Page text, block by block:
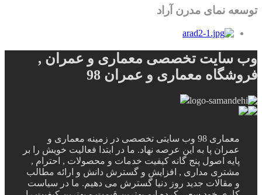
توسعه نمای مدرن آراد
وب سایت تخصصی معماری و عمران ,
فروشگاه معماری و عمران 98
معماری 98 وب سایتی تخصصی در زمینه معماری و
عمران پا به این عرصه نهاد. ما در ابتدا فعالیت خویش را بر
پایه اصول پنج گانه کیفیت خدمات و محصولات , احترام ,
مشتری مداری , افزایش و گسترش دانش و ارائه مطالب
و مقالات جدید روز دنیا گسترش می دهیم. ما در سیاست